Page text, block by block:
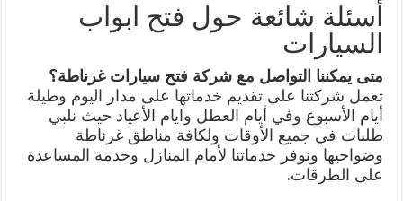
أسئلة شائعة حول فتح ابواب
السيارات
متى يمكننا التواصل مع شركة فتح سيارات غرناطة؟
تعمل شركتنا على تقديم خدماتها على مدار اليوم وطيلة
أيام الأسبوع وفي أيام العطل وايام الأعياد حيث نلبي
طلبات في جميع الأوقات ولكافة مناطق غرناطة
وضواحيها ونوفر خدماتنا لأمام المنازل وخدمة المساعدة
على الطرقات.